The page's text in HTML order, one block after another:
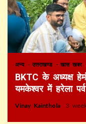
अन्य उत्तराखण्ड खास खबर
BKTC के अध्यक्ष
यमकेश्वर में हरेला
Vinay Kainthola 3